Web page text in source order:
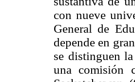
con nueve
General de
depende en
se distinguen
una comisión